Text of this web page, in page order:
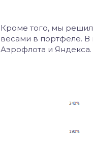
Кроме того, мы
весами в портфеле. В
Аэрофлота и